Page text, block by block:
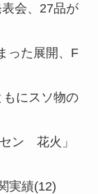
会、27品が
った展開、F
もにスソ物の
ン 花火」
実績(12)